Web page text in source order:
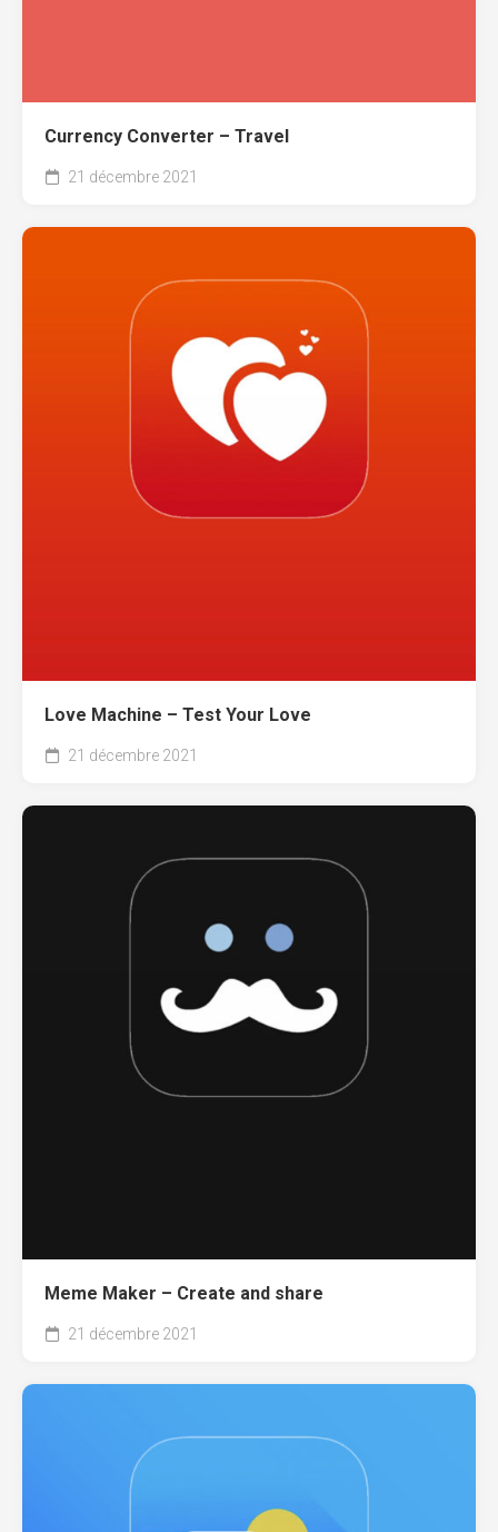
Currency Converter – Travel
21 décembre 2021
Love Machine – Test Your Love
21 décembre 2021
Meme Maker – Create and share
21 décembre 2021